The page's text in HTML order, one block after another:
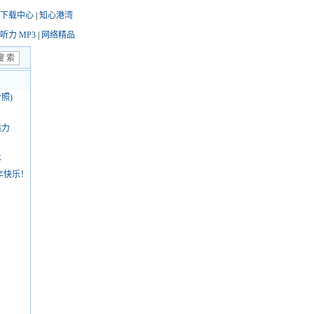
下载中心 知心港湾
听力 MP3 网络精品
照)
乐！